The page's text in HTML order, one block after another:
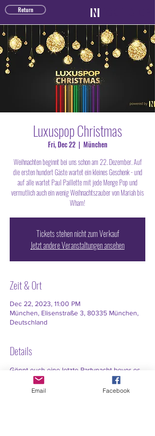
Return
Luxuspop Christmas
Fri, Dec 22
  |
München
Weihnachten beginnt bei uns schon am 22. Dezember. Auf
die ersten hundert Gäste wartet ein kleines Geschenk - und
auf alle wartet Paul Paillette mit jede Menge Pop und
vermutlich auch ein wenig Weihnachtszauber von Mariah bis
Wham!
Tickets stehen nicht zum Verkauf
Jetzt andere Veranstaltungen ansehen
Zeit & Ort
Dec 22, 2023, 11:00 PM
München, Elisenstraße 3, 80335 München,
Deutschland
Details
Gönnt euch eine letzte Partynacht bevor es
daheim rund geht. Unsere Barkeeper
freuen sich auf euch - und natürlich auch
Email Facebook